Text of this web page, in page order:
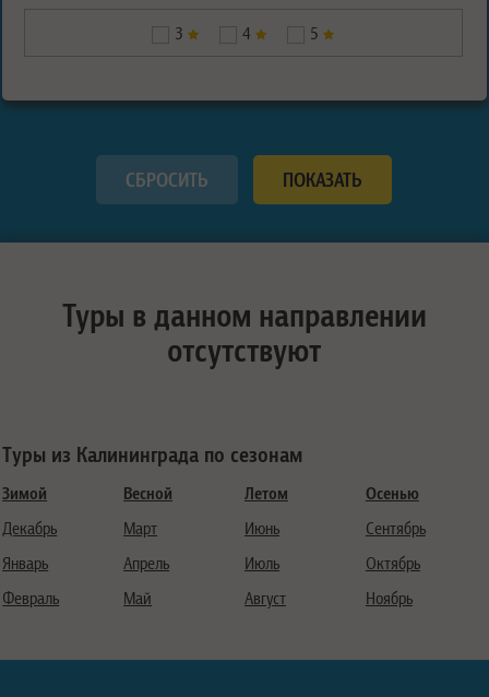
3 4 5
Туры в данном направлении
отсутствуют
Туры из Калининграда по сезонам
Зимой
Декабрь
Январь
Февраль
Весной
Март
Апрель
Май
Летом
Июнь
Июль
Август
Осенью
Сентябрь
Октябрь
Ноябрь